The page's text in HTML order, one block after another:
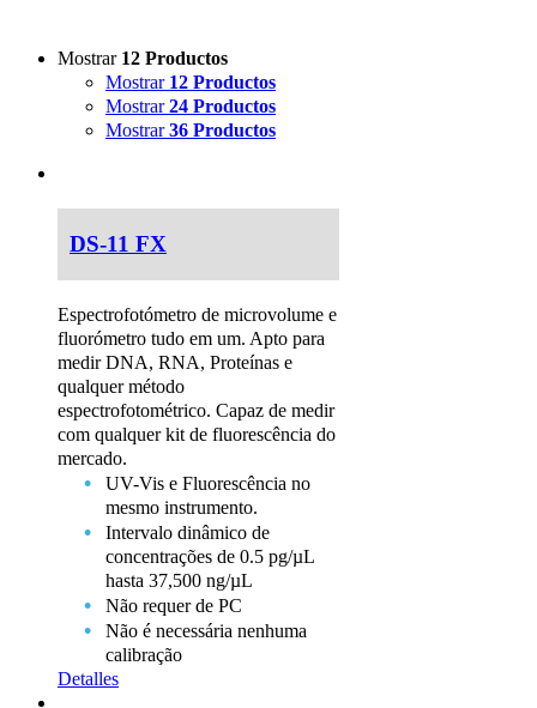
Mostrar 12 Productos
Mostrar 12 Productos
Mostrar24 Productos
Mostrar36 Productos
DS-11 FX
Espectrofotómetro de microvolume e
fluorómetro tudo em um. Apto para
medir DNA, RNA, Proteínas e
qualquer método
espectrofotométrico. Capaz de medir
com qualquer kit de fluorescência do
mercado.
UV-Vis e Fluorescência no
mesmo instrumento.
Intervalo dinâmico de
concentrações de 0.5 pg/µL
hasta 37,500 ng/µL
Não requer de PC
Não é necessária nenhuma
calibração
Detalles